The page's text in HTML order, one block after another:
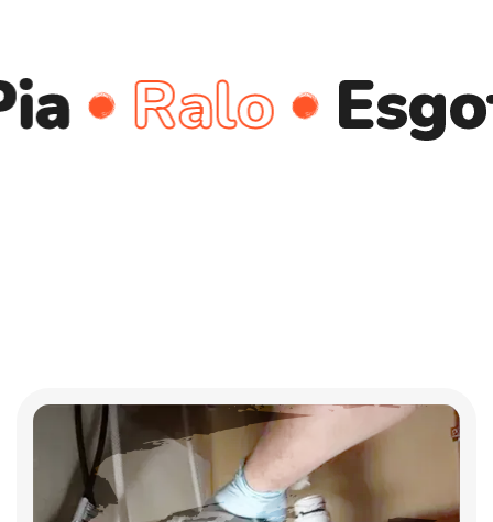
Esgoto